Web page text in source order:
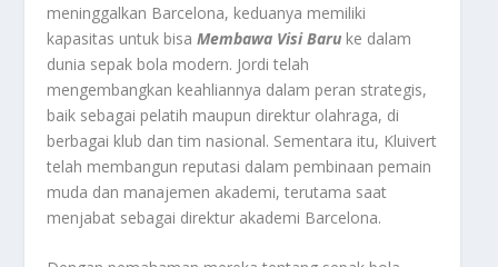
meninggalkan Barcelona, keduanya memiliki
kapasitas untuk bisa Membawa Visi Baru ke dalam
dunia sepak bola modern. Jordi telah
mengembangkan keahliannya dalam peran strategis,
baik sebagai pelatih maupun direktur olahraga, di
berbagai klub dan tim nasional. Sementara itu, Kluivert
telah membangun reputasi dalam pembinaan pemain
muda dan manajemen akademi, terutama saat
menjabat sebagai direktur akademi Barcelona.